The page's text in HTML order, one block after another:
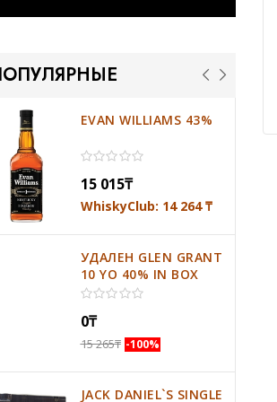
EVAN WILLIAMS 43%
15 015₸
WhiskyClub: 14 264₸
УДАЛЕН GLEN GRANT
10 YO 40% IN BOX
0₸
15 265₸ -100%
JACK DANIEL`S SINGLE